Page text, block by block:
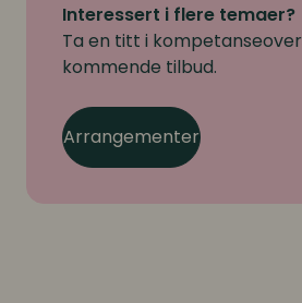
Interessert i flere temaer?
Ta en titt i
kommende tilbud.
Arrangementer